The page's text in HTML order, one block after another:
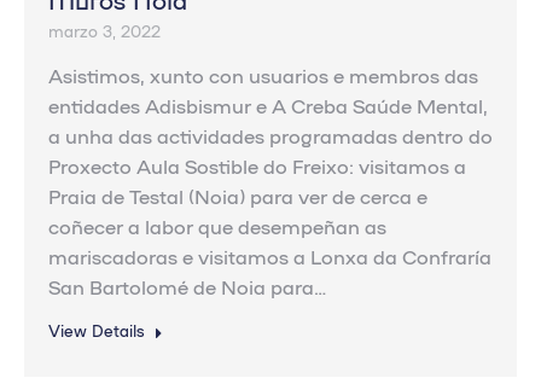
marzo 3, 2022
Asistimos, xunto con usuarios e membros das
entidades Adisbismur e A Creba Saúde Mental,
a unha das actividades programadas dentro do
Proxecto Aula Sostible do Freixo: visitamos a
Praia de Testal (Noia) para ver de cerca e
coñecer a labor que desempeñan as
mariscadoras e visitamos a Lonxa da Confraría
San Bartolomé de Noia para…
View Details